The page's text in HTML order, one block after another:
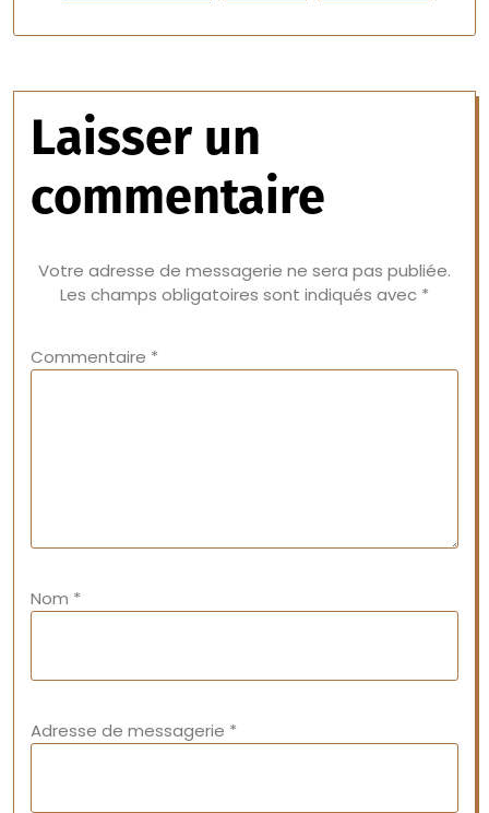
Laisser un
commentaire
Votre adresse de messagerie ne sera pas publiée.
Les champs obligatoires sont indiqués avec *
Commentaire *
Nom *
Adresse de messagerie *